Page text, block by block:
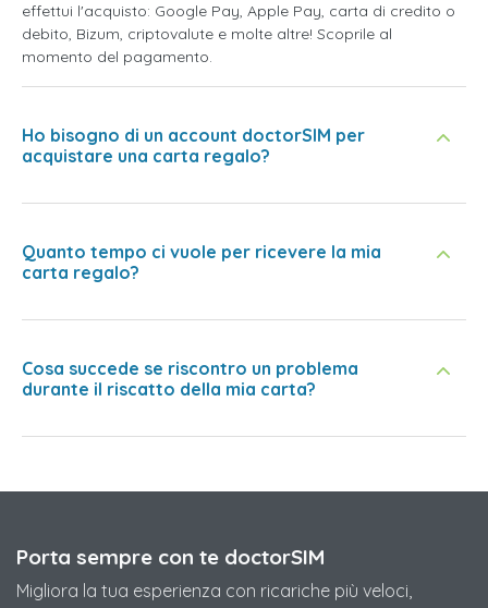
effettui l'acquisto: Google Pay, Apple Pay, carta di credito o
debito, Bizum, criptovalute e molte altre! Scoprile al
momento del pagamento.
Ho bisogno di un account doctorSIM per
acquistare una carta regalo?
Quanto tempo ci vuole per ricevere la mia
carta regalo?
Cosa succede se riscontro un problema
durante il riscatto della mia carta?
Porta sempre con te doctorSIM
Migliora la tua esperienza con ricariche più veloci,